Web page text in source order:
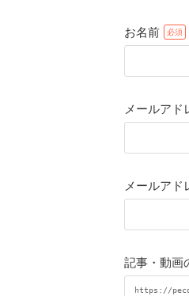
お名前
メールアド
メールアド
記事・動画